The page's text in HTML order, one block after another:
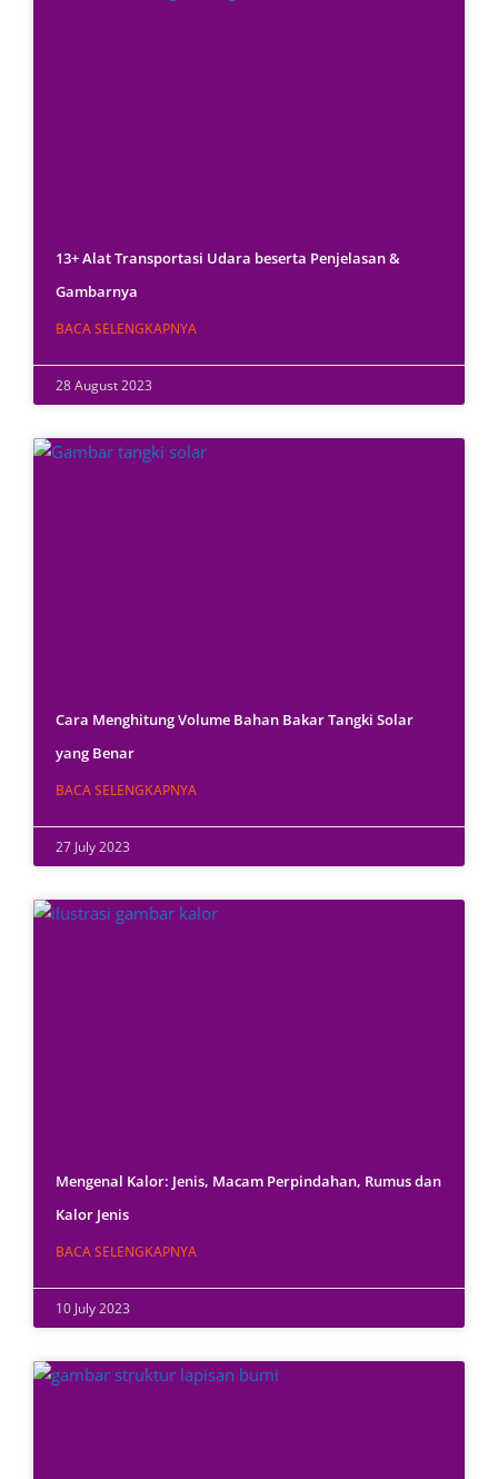
13+ Alat Transportasi Udara beserta Penjelasan &
Gambarnya
BACA SELENGKAPNYA
28 August 2023
Cara Menghitung Volume Bahan Bakar Tangki Solar
yang Benar
BACA SELENGKAPNYA
27 July 2023
Mengenal Kalor: Jenis, Macam Perpindahan, Rumus dan
Kalor Jenis
BACA SELENGKAPNYA
10 July 2023